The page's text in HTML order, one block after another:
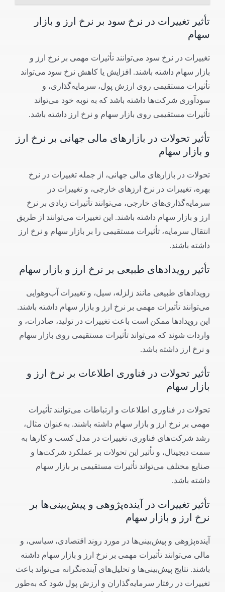
تأثیر تغییرات در نرخ سود بر نرخ ارز و بازار
سهام
تغییرات در نرخ سود می‌توانند تأثیرات مهمی بر نرخ ارز و
بازار سهام داشته باشند. افزایش یا کاهش نرخ سود می‌تواند
تأثیرات مستقیمی روی ارزش پول، سرمایه‌گذاری، و
سودآوری شرکت‌ها داشته باشد که به نوبه خود می‌تواند
تأثیرات مستقیمی روی بازار سهام و نرخ ارز داشته باشد.
تأثیر تحولات در بازارهای مالی جهانی بر نرخ ارز
و بازار سهام
تحولات در بازارهای مالی جهانی، از جمله تغییرات در نرخ
بهره، تغییرات در نرخ ارزهای خارجی، و تغییرات در
سرمایه‌گذاری‌های خارجی، می‌توانند تأثیرات زیادی بر نرخ
ارز و بازار سهام داشته باشند. این تغییرات می‌توانند از طریق
انتقال سرمایه، تأثیرات مستقیمی را بر بازار سهام و نرخ ارز
داشته باشند.
تأثیر رویدادهای طبیعی بر نرخ ارز و بازار سهام
رویدادهای طبیعی مانند زلزله، سیل، و تغییرات آب‌وهوایی
می‌توانند تأثیرات مهمی بر نرخ ارز و بازار سهام داشته باشند.
این رویدادها ممکن است باعث تغییرات در تولید، صادرات، و
واردات شوند که می‌تواند تأثیرات مستقیمی روی بازار سهام
و نرخ ارز داشته باشد.
تأثیر تحولات در فناوری اطلاعات بر نرخ ارز و
بازار سهام
تحولات در فناوری اطلاعات و ارتباطات می‌توانند تأثیرات
مهمی بر نرخ ارز و بازار سهام داشته باشند. به‌عنوان مثال،
رشد شرکت‌های فناوری، تغییرات در مدل کسب و کارها به
سمت دیجیتال، و تأثیر این تحولات بر عملکرد شرکت‌ها و
صنایع مختلف می‌تواند تأثیرات مستقیمی بر بازار سهام
داشته باشد.
تأثیر تغییرات در آینده‌پژوهی و پیش‌بینی‌ها بر
نرخ ارز و بازار سهام
آینده‌پژوهی و پیش‌بینی‌ها در مورد روند اقتصادی، سیاسی، و
مالی می‌توانند تأثیرات مهمی بر نرخ ارز و بازار سهام داشته
باشند. نتایج پیش‌بینی‌ها و تحلیل‌های آینده‌نگرانه می‌تواند باعث
تغییرات در رفتار سرمایه‌گذاران و ارزش پول شود که به‌طور